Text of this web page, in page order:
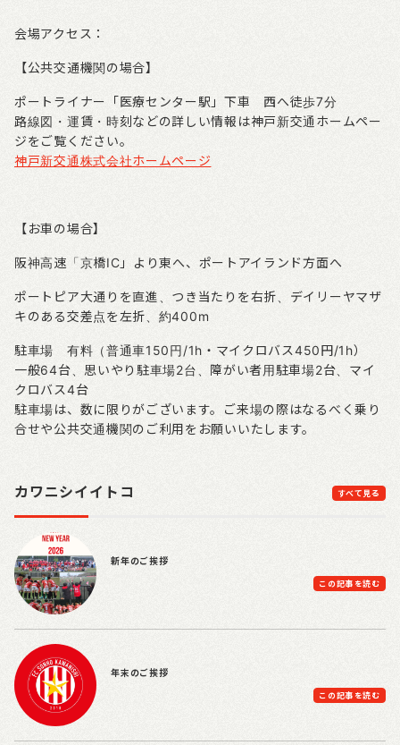
会場アクセス：
【公共交通機関の場合】
ポートライナー「医療センター駅」下車 西へ徒歩7分
路線図・運賃・時刻などの詳しい情報は神戸新交通ホームペー
ジをご覧ください。
神戸新交通株式会社ホームページ
【お車の場合】
阪神高速「京橋IC 」より東へ、ポートアイランド方面へ
ポートピア大通りを直進、つき当たりを右折、デイリーヤマザ
キのある交差点を左折、約400m
駐車場 有料（普通車150円/1h ・マイクロバス450円/1h）
一般64台、思いやり駐車場2台、障がい者用駐車場2台、マイ
クロバス4台
駐車場は、数に限りがございます。ご来場の際はなるべく乗り
合せや公共交通機関のご利用をお願いいたします。
カワニシイイトコ すべて見る
新年のご挨拶
この記事を読む
年末のご挨拶
この記事を読む